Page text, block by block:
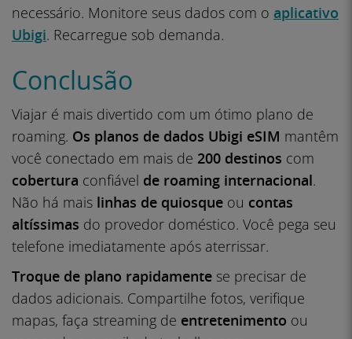
necessário. Monitore seus dados com o aplicativo
Ubigi. Recarregue sob demanda.
Conclusão
Viajar é mais divertido com um ótimo plano de
roaming. Os planos de dados Ubigi eSIM mantêm
você conectado em mais de 200 destinos com
cobertura confiável de roaming internacional.
Não há mais linhas de quiosque ou contas
altíssimas do provedor doméstico. Você pega seu
telefone imediatamente após aterrissar.
Troque de plano rapidamente se precisar de
dados adicionais. Compartilhe fotos, verifique
mapas, faça streaming de entretenimento ou